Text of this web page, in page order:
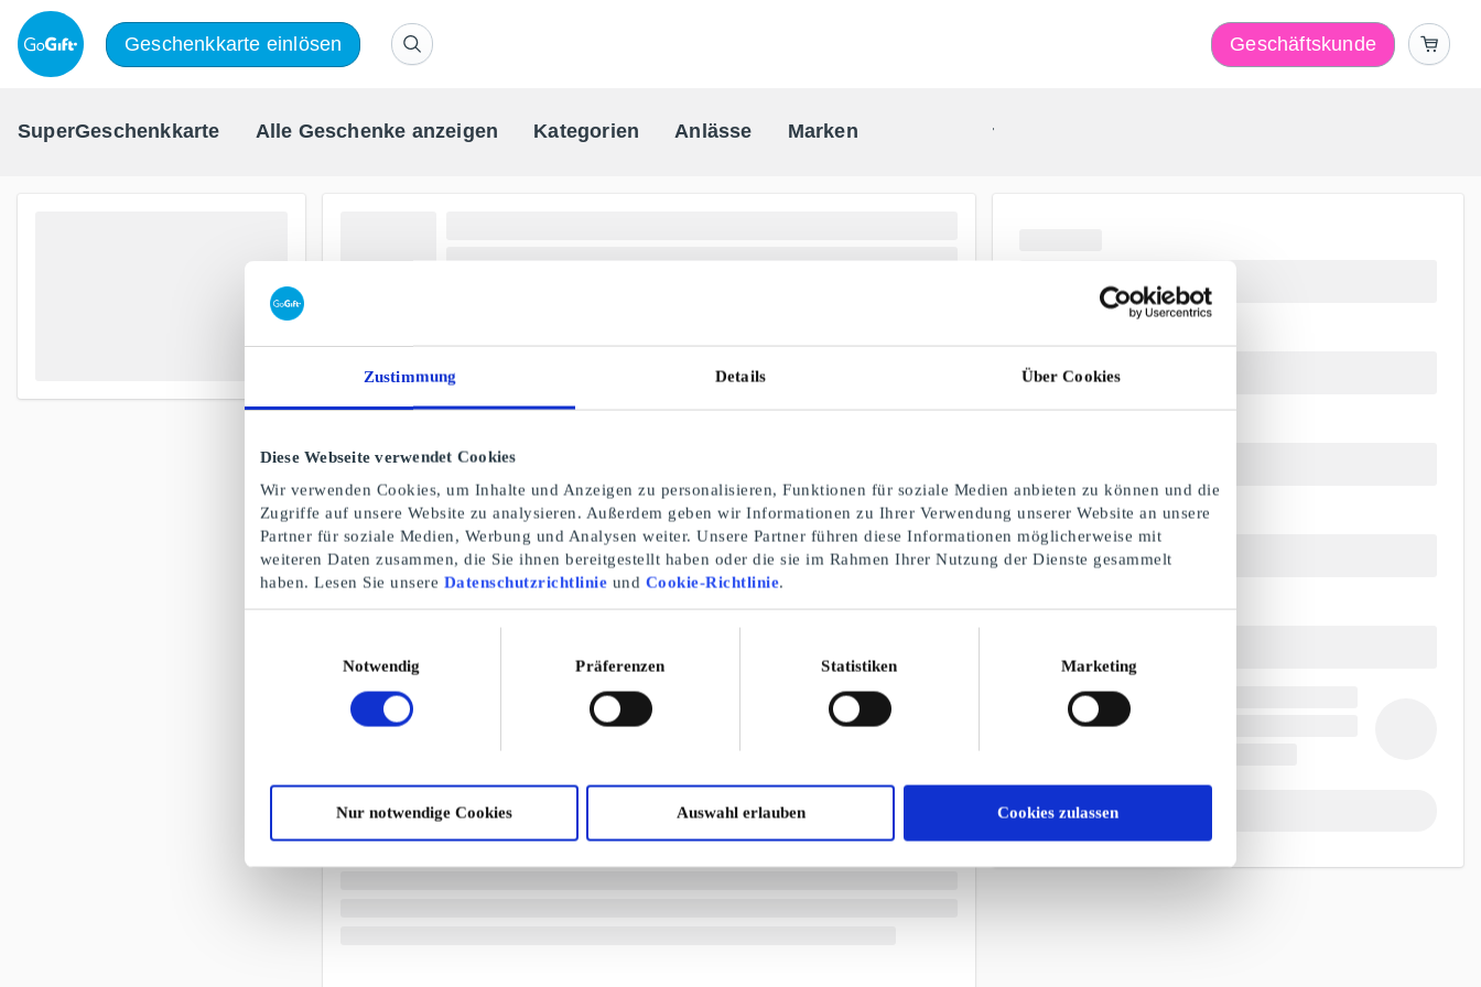
Zustimmung Details Über Cookies
Diese Webseite verwendet Cookies
Wir verwenden Cookies, um Inhalte und Anzeigen zu personalisieren, Funktionen für soziale Medien anbieten zu können und die
Zugriffe auf unsere Website zu analysieren. Außerdem geben wir Informationen zu Ihrer Verwendung unserer Website an unsere
Partner für soziale Medien, Werbung und Analysen weiter. Unsere Partner führen diese Informationen möglicherweise mit
weiteren Daten zusammen, die Sie ihnen bereitgestellt haben oder die sie im Rahmen Ihrer Nutzung der Dienste gesammelt
haben. Lesen Sie unsere Datenschutzrichtlinie und Cookie-Richtlinie.
Notwendig
Präferenzen Statistiken Marketing
Nur notwendige Cookies Auswahl erlauben Cookies zulassen
Geschenkkarte einlösen Geschäftskunde
SuperGeschenkkarte Alle Geschenke anzeigen Kategorien Anlässe Marken
One-stop Geschenkkarten Anbieter